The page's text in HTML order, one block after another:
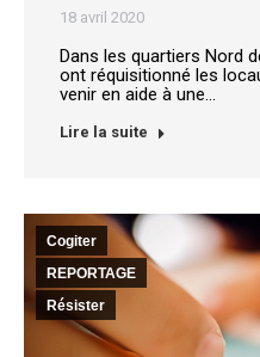
18 avril 2020
Dans les quartiers Nord
ont réquisitionné les
venir en aide à une…
Lire la suite
Cogiter
REPORTAGE
Résister